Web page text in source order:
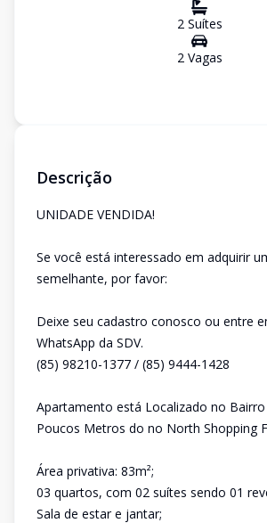
2Suítes
2Vagas
Descrição
UNIDADE VENDIDA!
Se você está interessado em adquirir
semelhante, por favor:
Deixe seu cadastro conosco ou entre
WhatsApp da SDV.
(85) 98210-1377 / (85) 9444-1428
Apartamento está Localizado no Bairro
Poucos Metros do no North Shopping
Área privativa: 83m²;
03 quartos, com 02 suítes sendo 01
Sala de estar e jantar;